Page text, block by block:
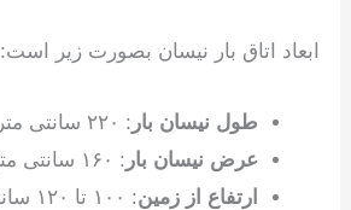
ابعاد اتاق بار نیسان بصورت زیر است:
طول نیسان بار : ۲۲۰ سانتی متر
عرض نیسان بار : ۱۶۰ سانتی متری
ارتفاع از زمین: ۱۰۰ تا ۱۲۰ سانتی متر